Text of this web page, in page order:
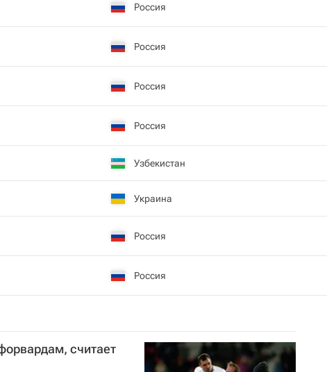
Россия
Россия
Россия
Россия
Узбекистан
Украина
Россия
Россия
считает